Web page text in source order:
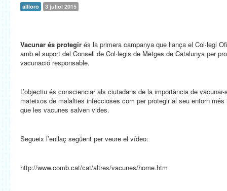
allloro 3 juliol 2015
Vacunar és protegir és la primera campanya que llança el Col·legi
amb el suport del Consell de Col·legis de Metges de Catalunya per
vacunació responsable.
L’objectiu és conscienciar als ciutadans de la importància de
mateixos de malalties infeccioses com per protegir al seu entorn
que les vacunes salven vides.
Segueix l’enllaç següent per veure el vídeo:
http://www.comb.cat/cat/altres/vacunes/home.htm